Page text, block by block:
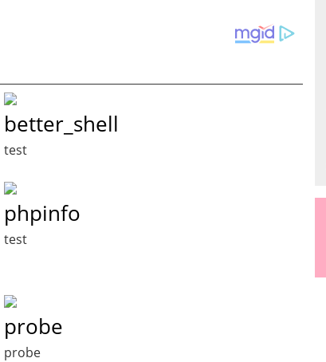
better_shell
test
phpinfo
test
probe
probe